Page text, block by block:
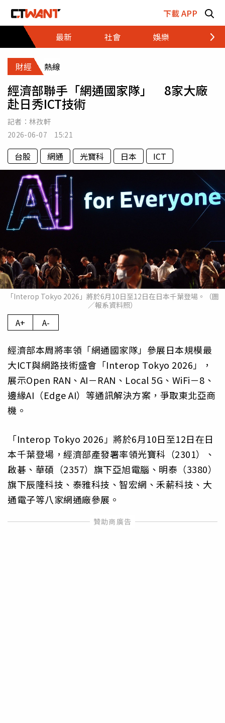
下載 APP
最新
社會 娛樂 財經
財經 熱線
經濟部聯手「網通國家隊」 8家大廠
赴日秀ICT技術
記者： 林孜軒
2026-06-07 15:21
台股 網通 光寶科 日本 ICT
「Interop Tokyo 2026」將於6月10日至12日在日本千葉登場。（圖
／報系資料照）
A+ A-
經濟部本周將率領「網通國家隊」參展日本規模最
大ICT與網路技術盛會「Interop Tokyo 2026」，
展示Open RAN、AI－RAN、Local 5G、WiFi－8、
邊緣AI（Edge AI）等通訊解決方案，爭取東北亞商
機。
「Interop Tokyo 2026」將於6月10日至12日在日
本千葉登場，經濟部產發署率領光寶科（2301）、
啟碁、華碩（2357）旗下亞旭電腦、明泰（3380）
旗下辰隆科技、泰雅科技、智宏網、禾薪科技、大
通電子等八家網通廠參展。